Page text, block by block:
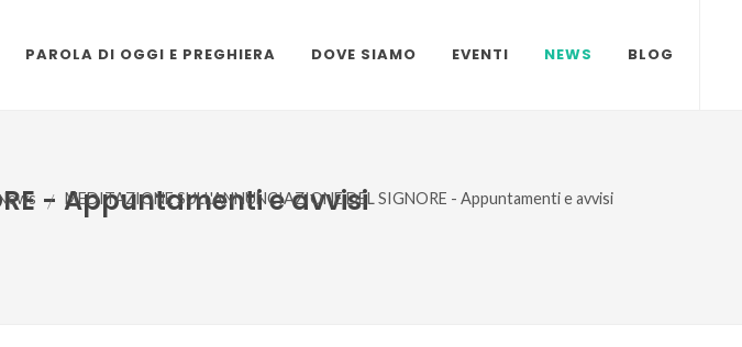
PAROLA DI OGGI E PREGHIERA DOVE SIAMO EVENTI NEWS BLOG
- Appuntamenti e avvisi
/ MEDITAZIONE SULL'ANNUNCIAZIONE DEL SIGNORE - Appuntamenti e avvisi